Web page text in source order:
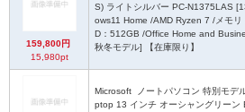
159,800円
15,980pt
S) ライトシルバー PC-N1375LAS
ows11 Home /AMD Ryzen 7 /メモ
D：512GB /Office Home and
秋冬モデル] 【在庫限り】
Microsoft
ptop 13 インチ オーシャングリーン